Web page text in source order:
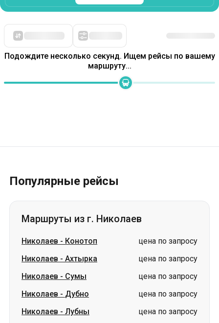
Подождите несколько секунд. Ищем рейсы по вашему
маршруту...
Популярные рейсы
Маршруты из г. Николаев
Николаев - Конотоп
цена по запросу
Николаев - Ахтырка
цена по запросу
Николаев - Сумы
цена по запросу
Николаев - Дубно
цена по запросу
Николаев - Лубны
цена по запросу